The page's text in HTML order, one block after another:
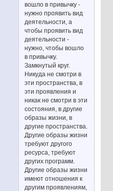
вошло в привычку -
нужно проявить вид
деятельности, а
чтобы проявить вид
деятельности -
нужно, чтобы вошло
в привычку.
Замкнутый круг.
Никуда не смотри в
эти пространства, в
эти проявления и
никак не смотри в эти
состояния, в другие
образы жизни, в
другие пространства.
Другие образы жизни
требуют другого
ресурса, требуют
других программ.
Другие образы жизни
имеют отношения к
другим проявлениям,